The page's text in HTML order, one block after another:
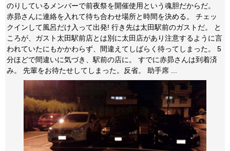
のりしているメンバーで前夜祭を開催使用という魂胆だからだ。
赤昴さんに連絡を入れて待ち合わせ場所と時間を決める。 チェッ
クインして風呂だけ入って出発! 行き先は太田駅前のガストだ。 と
ころが、ガスト太田駅前店とは別に太田店があり注意するように言
われていたにもかかわらず、間違えてしばらく待ってしまった。 5
分ほどで間違いに気づき、駅前の店に。 すでに赤昴さんは到着済
み。 先輩をお待たせしてしまった。反省。 助手席 ...